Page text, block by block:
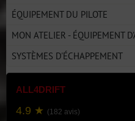
ÉQUIPEMENT DU PILOTE
MON ATELIER - ÉQUIPEMENT
SYSTÈMES D'ÉCHAPPEMENT
ALL4DRIFT
4.9 ★ (182 avis)